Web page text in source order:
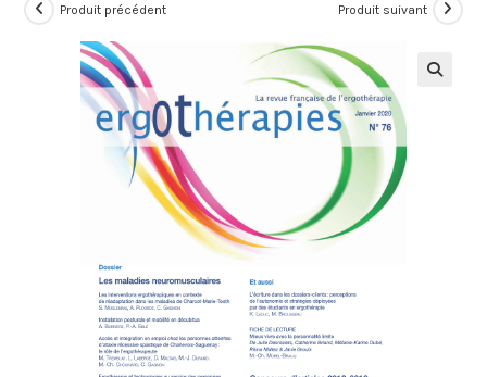
Produit précédent Produit suivant